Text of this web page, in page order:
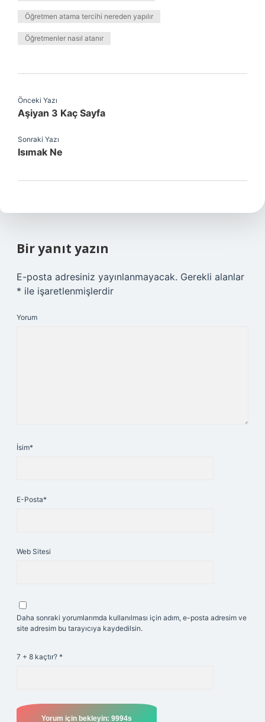
Öğretmen atama tercihi nereden yapılır
Öğretmenler nasıl atanır
Önceki Yazı
Aşiyan 3 Kaç Sayfa
Sonraki Yazı
Isımak Ne
Bir yanıt yazın
E-posta adresiniz yayınlanmayacak. Gerekli alanlar
* ile işaretlenmişlerdir
Yorum
İsim*
E-Posta*
Web Sitesi
Daha sonraki yorumlarımda kullanılması için adım, e-posta adresim ve
site adresim bu tarayıcıya kaydedilsin.
7 + 8 kaçtır? *